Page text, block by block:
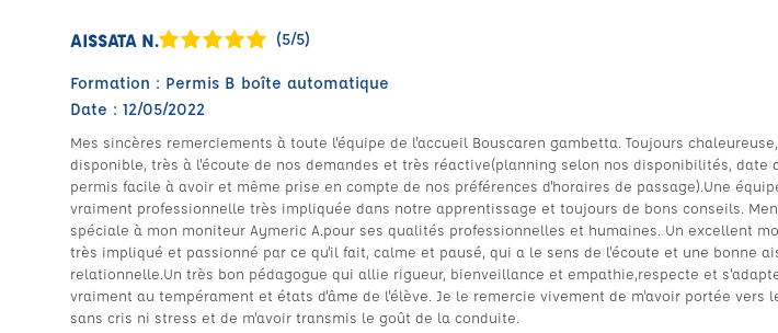
AISSATA N. (5/5)
Formation : Permis B boîte automatique
Date : 12/05/2022
Mes sincères remerciements à toute l'équipe de l'accueil Bouscaren gambetta. Toujours chaleureuse,
disponible, très à l'écoute de nos demandes et très réactive(planning selon nos disponibilités, date
permis facile à avoir et même prise en compte de nos préférences d'horaires de passage).Une
vraiment professionnelle très impliquée dans notre apprentissage et toujours de bons conseils.
spéciale à mon moniteur Aymeric A.pour ses qualités professionnelles et humaines. Un excellent
très impliqué et passionné par ce qu'il fait, calme et pausé, qui a le sens de l'écoute et une bonne
relationnelle.Un très bon pédagogue qui allie rigueur, bienveillance et empathie,respecte et
vraiment au tempérament et états d'âme de l'élève. Je le remercie vivement de m'avoir portée vers
sans cris ni stress et de m'avoir transmis le goût de la conduite.